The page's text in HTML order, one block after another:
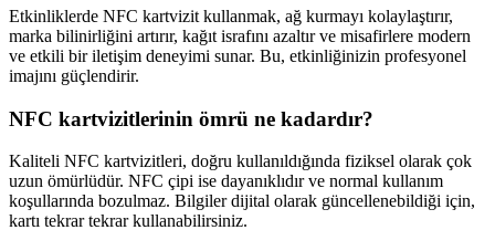
Etkinliklerde NFC kartvizit kullanmak, ağ kurmayı kolaylaştırır,
marka bilinirliğini artırır, kağıt israfını azaltır ve misafirlere modern
ve etkili bir iletişim deneyimi sunar. Bu, etkinliğinizin profesyonel
imajını güçlendirir.
NFC kartvizitlerinin ömrü ne kadardır?
Kaliteli NFC kartvizitleri, doğru kullanıldığında fiziksel olarak çok
uzun ömürlüdür. NFC çipi ise dayanıklıdır ve normal kullanım
koşullarında bozulmaz. Bilgiler dijital olarak güncellenebildiği için,
kartı tekrar tekrar kullanabilirsiniz.